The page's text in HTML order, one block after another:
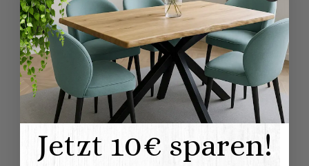
Möbelkategorie: Garderoben Regale
Möbelstil:
Vintage
Romantisch
Französischer
Landhausstil
Variationen:
Wandgarderoben
Versandgewicht: 5,00 kg
Jetzt 10€ sparen!